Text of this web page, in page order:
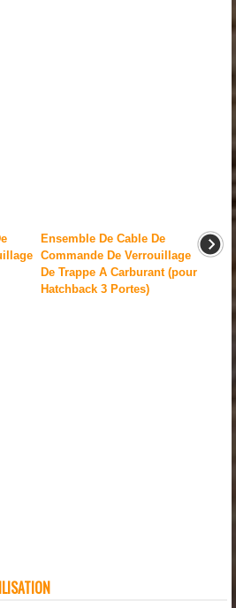
Ensemble De Cable De
Commande De Verrouillage
De Trappe A Carburant (pour
Hatchback 3 Portes)